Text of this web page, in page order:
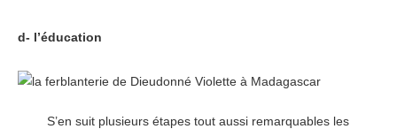
d- l’éducation
S’en suit plusieurs étapes tout aussi remarquables les